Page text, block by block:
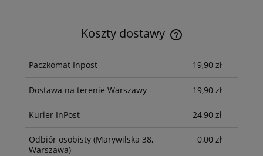
Koszty dostawy
Cena nie zawiera ewentualnych kosztów płatności
Paczkomat Inpost 19,90 zł
Dostawa na terenie Warszawy 19,90 zł
Kurier InPost 24,90 zł
Odbiór osobisty (Marywilska 38,
Warszawa)
0,00 zł